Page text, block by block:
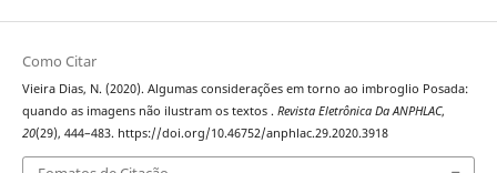
Como Citar
Vieira Dias, N. (2020). Algumas considerações em torno ao imbroglio Posada:
quando as imagens não ilustram os textos . Revista Eletrônica Da ANPHLAC,
20(29), 444–483. https://doi.org/10.46752/anphlac.29.2020.3918